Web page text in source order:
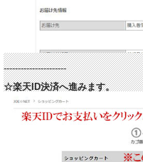
----------------------
☆楽天ID決済へ進みます。